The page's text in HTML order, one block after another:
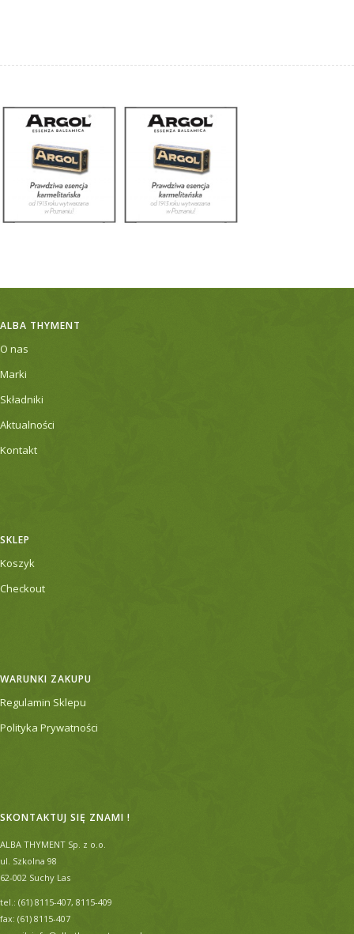
ALBA THYMENT
O nas
Marki
Składniki
Aktualności
Kontakt
SKLEP
Koszyk
Checkout
WARUNKI ZAKUPU
Regulamin Sklepu
Polityka Prywatności
SKONTAKTUJ SIĘ ZNAMI !
ALBA THYMENT Sp. z o.o.
ul. Szkolna 98
62-002 Suchy Las
tel.: (61) 8115-407, 8115-409
fax: (61) 8115-407